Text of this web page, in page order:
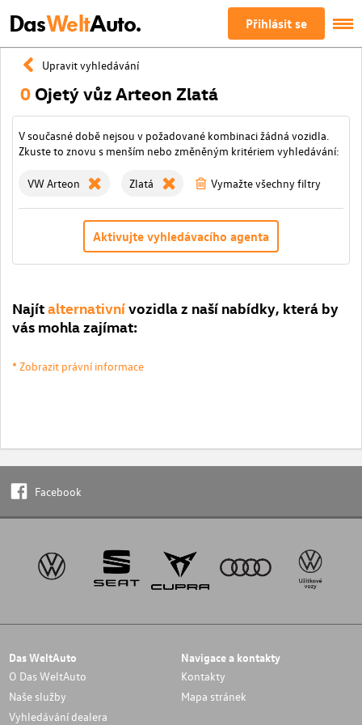
DasWeltAuto. Přihlásit se
Upravit vyhledávání
0 Ojetý vůz Arteon Zlatá
V současné době nejsou v požadované kombinaci žádná vozidla.
Zkuste to znovu s menším nebo změněným kritériem vyhledávání:
VW Arteon Zlatá Vymažte všechny filtry
Aktivujte vyhledávacího agenta
Najítalternativnívozidla z naší nabídky, která by
vás mohla zajímat:
* Zobrazit právní informace
Facebook
Das WeltAuto
O Das WeltAuto
Naše služby
Vyhledávání dealera
Navigace a kontakty
Kontakty
Mapa stránek